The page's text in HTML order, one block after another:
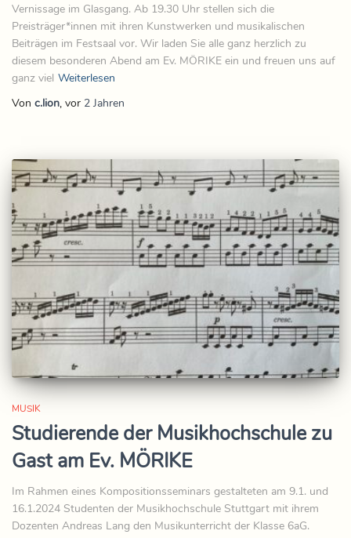
Vernissage im Glasgang. Ab 19.30 Uhr stellen sich die
Preisträger*innen mit ihren Kunstwerken und musikalischen
Beiträgen im Festsaal vor. Wir laden Sie alle ganz herzlich zu
diesem besonderen Abend am Ev. MÖRIKE ein und freuen uns auf
ganz viel Weiterlesen
Von c.lion, vor 2 Jahren
MUSIK
Studierende der Musikhochschule zu
Gast am Ev. MÖRIKE
Im Rahmen eines Kompositionsseminars gestalteten am 9.1. und
16.1.2024 Studenten der Musikhochschule Stuttgart mit ihrem
Dozenten Andreas Lang den Musikunterricht der Klasse 6aG.